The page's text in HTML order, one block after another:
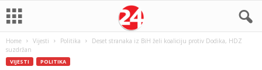
Home Vijesti Politika
Deset stranaka iz BiH želi koaliciju protiv Dodika, HDZ
suzdržan
VIJESTI POLITIKA